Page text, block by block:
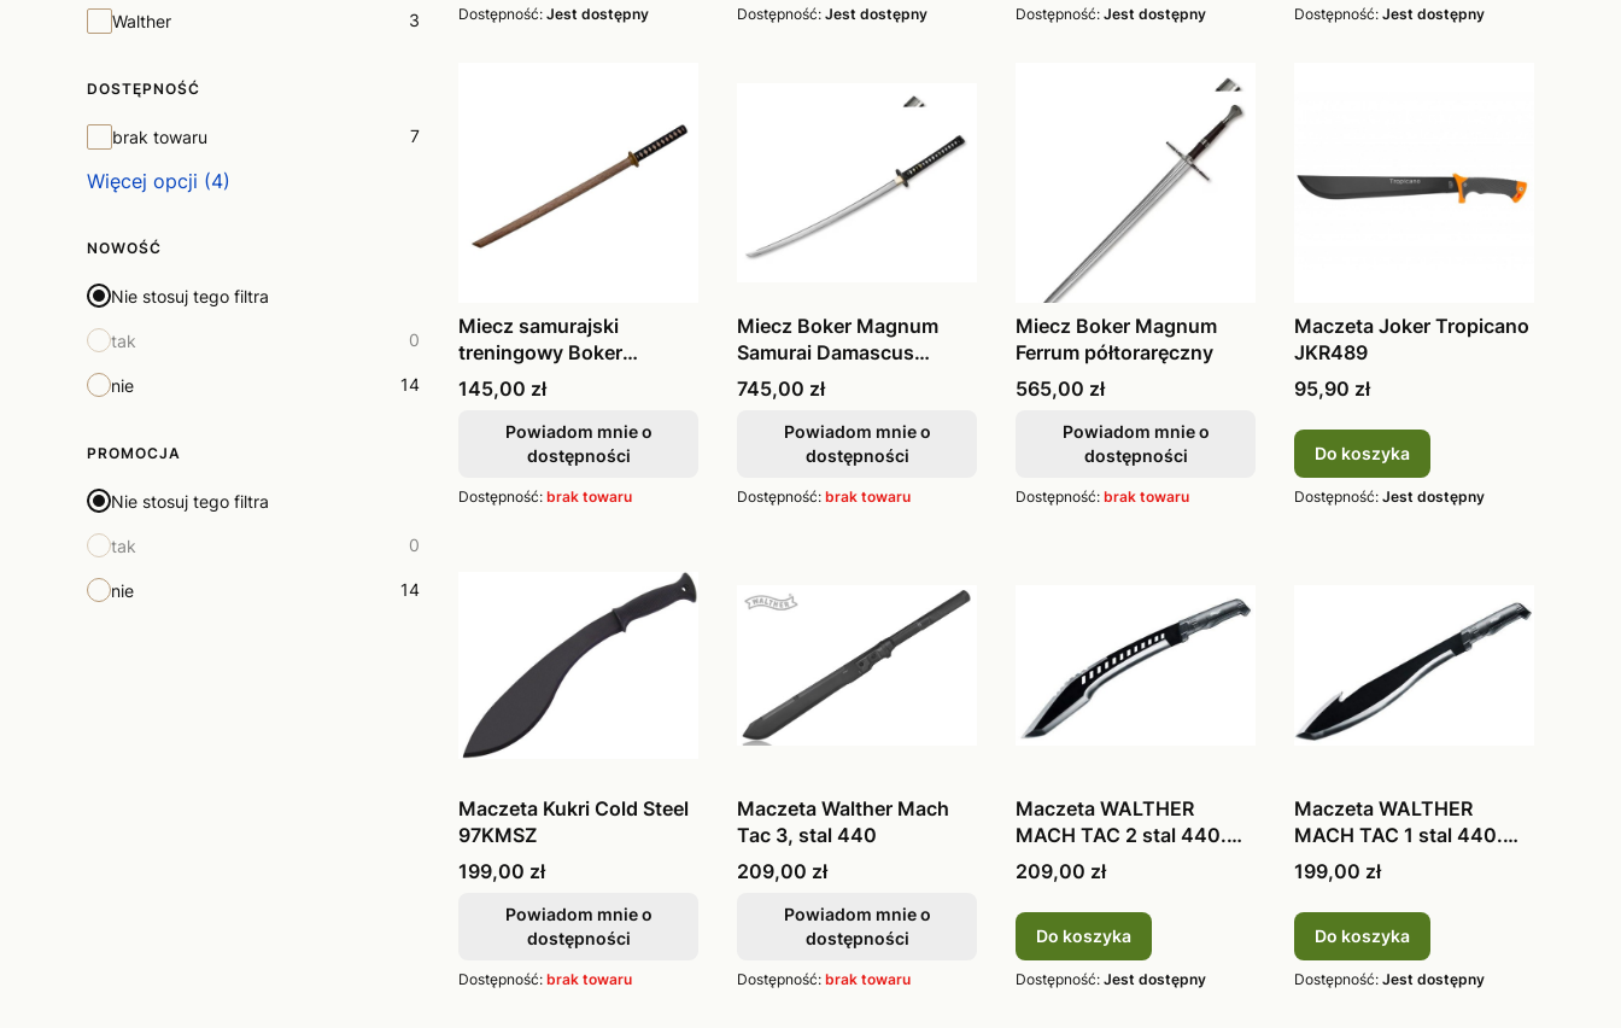
Walther 3
DOSTĘPNOŚĆ
Dostępność
brak towaru 7
Więcej opcji (4)
NOWOŚĆ
Nie stosuj tego filtra
tak 0
nie 14
PROMOCJA
Nie stosuj tego filtra
tak 0
nie 14
Dostępność: Jest dostępny Dostępność: Jest dostępny Dostępność: Jest dostępny Dostępność: Jest dostępny
Miecz samurajski
treningowy Boker
Magnum Wood Bokk
Cena
145,00 zł
Powiadom mnie o
dostępności
Dostępność: brak towaru
Miecz Boker Magnum
Samurai Damascus
katana
Cena
745,00 zł
Powiadom mnie o
dostępności
Dostępność: brak towaru
Miecz Boker Magnum
Ferrum półtoraręczny
Cena
565,00 zł
Powiadom mnie o
dostępności
Dostępność: brak towaru
Maczeta Joker Tropicano
JKR489
Cena
95,90 zł
Do koszyka
Dostępność: Jest dostępny
Maczeta Kukri Cold Steel
97KMSZ
Cena
199,00 zł
Powiadom mnie o
dostępności
Dostępność: brak towaru
Maczeta Walther Mach
Tac 3, stal 440
Cena
209,00 zł
Powiadom mnie o
dostępności
Dostępność: brak towaru
Maczeta WALTHER
MACH TAC 2 stal 440.
5.0722
Cena
209,00 zł
Do koszyka
Dostępność: Jest dostępny
Maczeta WALTHER
MACH TAC 1 stal 440.
5.0721
Cena
199,00 zł
Do koszyka
Dostępność: Jest dostępny